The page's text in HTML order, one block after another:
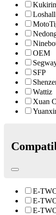
Kukirin
Loshall
OEM
SFP
Wattiz
Xuan
E-
E-
E-